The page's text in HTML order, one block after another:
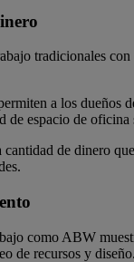
tradicionales
a los dueños
de espacio de
de dinero
como ABW
de recursos y diseño.